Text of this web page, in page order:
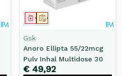
Op voorschrift
Geneesmiddel
Gsk
Anoro Ellipta 55/22mcg
Pulv Inhal Multidose 30
€ 49,92